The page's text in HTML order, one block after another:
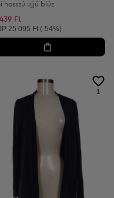
hosszú ujjú blúz
Ft
ár:
25 095 Ft (-54%)
1